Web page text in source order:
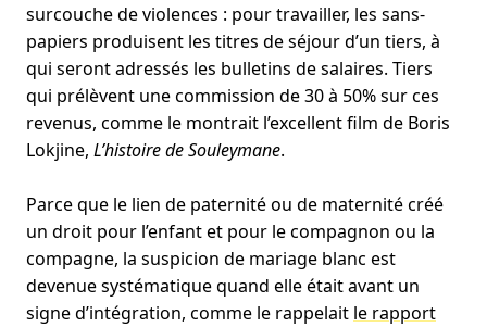
surcouche de violences : pour travailler, les sans-
papiers produisent les titres de séjour d’un tiers, à
qui seront adressés les bulletins de salaires. Tiers
qui prélèvent une commission de 30 à 50% sur ces
revenus, comme le montrait l’excellent film de Boris
Lokjine, L’histoire de Souleymane.
Parce que le lien de paternité ou de maternité créé
un droit pour l’enfant et pour le compagnon ou la
compagne, la suspicion de mariage blanc est
devenue systématique quand elle était avant un
signe d’intégration, comme le rappelait le rapport